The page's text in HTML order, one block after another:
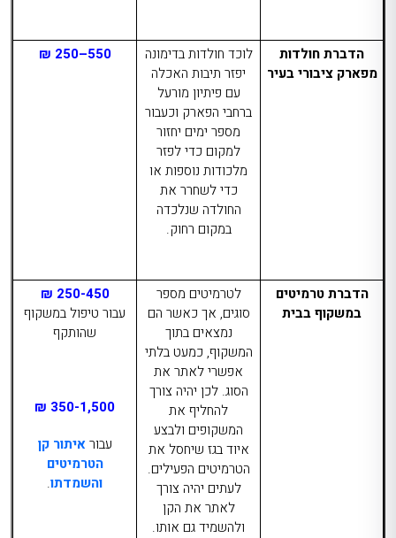
הדברת חולדות
מפארק ציבורי בעיר
לוכד חולדות בדימונה
יפזר תיבות האכלה
עם פיתיון מורעל
ברחבי הפארק וכעבור
מספר ימים יחזור
למקום כדי לפזר
מלכודות נוספות או
כדי לשחרר את
החולדה שנלכדה
במקום רחוק.
550–250 ₪
הדברת טרמיטים
במשקוף בבית
לטרמיטים מספר
סוגים, אך כאשר הם
נמצאים בתוך
המשקוף, כמעט בלתי
אפשרי לאתר את
הסוג. לכן יהיה צורך
להחליף את
המשקופים ולבצע
איוד בגז שיחסל את
הטרמיטים הפעילים.
לעתים יהיה צורך
לאתר את הקן
ולהשמיד גם אותו.
250-450 ₪
עבור טיפול במשקוף
שהותקף
350-1,500 ₪
עבוראיתור קן
הטרמיטים
והשמדתו.